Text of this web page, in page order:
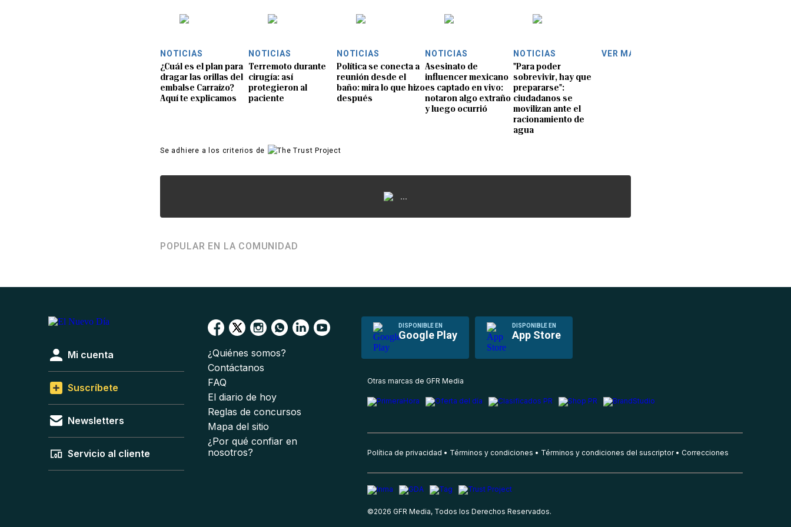
NOTICIAS
¿Cuál es el plan para
dragar las orillas del
embalse Carraízo?
Aquí te explicamos
NOTICIAS
Terremoto durante
cirugía: así
protegieron al
paciente
NOTICIAS
Política se conecta a
reunión desde el
baño: mira lo que hizo
después
NOTICIAS
Asesinato de
influencer mexicano
es captado en vivo:
notaron algo extraño
y luego ocurrió
NOTICIAS
"Para poder
sobrevivir, hay que
prepararse":
ciudadanos se
movilizan ante el
racionamiento de
agua
VER MÁS
Se adhiere a los criterios de
...
POPULAR EN LA COMUNIDAD
DISPONIBLE EN
Google Play
DISPONIBLE EN
App Store
Mi cuenta
Suscríbete
Newsletters
Servicio al cliente
¿Quiénes somos?
Contáctanos
FAQ
El diario de hoy
Reglas de concursos
Mapa del sitio
¿Por qué confiar en
nosotros?
Otras marcas de GFR Media
Política de privacidad Términos y condiciones Términos y condiciones del suscriptor Correcciones
©2026 GFR Media, Todos los Derechos Reservados.